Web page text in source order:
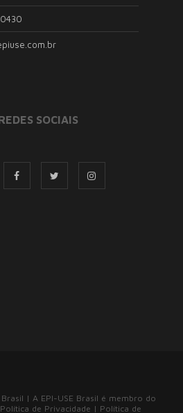
SOCIAIS
| A EPI-USE Brasil é membro do
Política de Privacidade | Política de